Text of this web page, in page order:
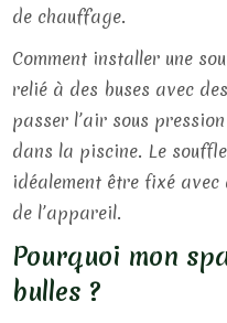
de chauffage.
Comment installer une
relié à des buses avec
passer l’air sous
dans la piscine. Le
idéalement être fixé
de l’appareil.
Pourquoi mon
bulles ?